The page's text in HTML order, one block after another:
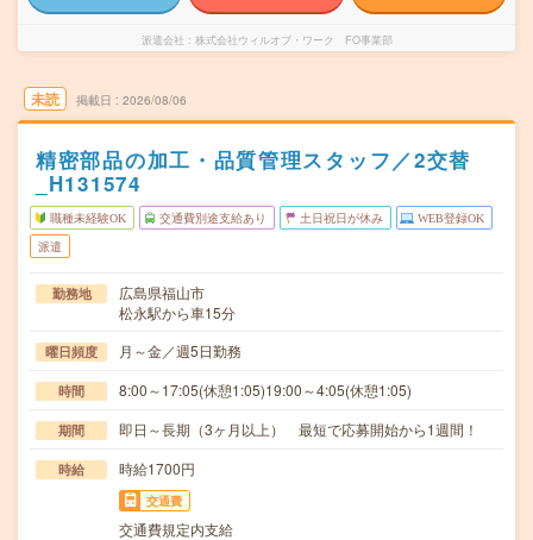
派遣会社 株式会社ウィルオブ・ワーク FO事業部
未読 掲載日 2026/08/06
精密部品の加工・品質管理スタッフ／2交替
_H131574
職種未経験OK 交通費別途支給あり 土日祝日が休み WEB登録OK
派遣
勤務地
広島県福山市
松永駅から車15分
曜日頻度 月～金／週5日勤務
時間 8:00～17:05(休憩1:05)19:00～4:05(休憩1:05)
期間 即日～長期（3ヶ月以上） 最短で応募開始から1週間！
時給 時給1700円
交通費
交通費規定内支給